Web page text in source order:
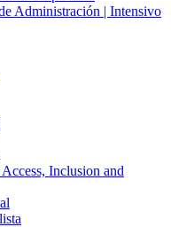
Administración | Intensivo
Inclusion and